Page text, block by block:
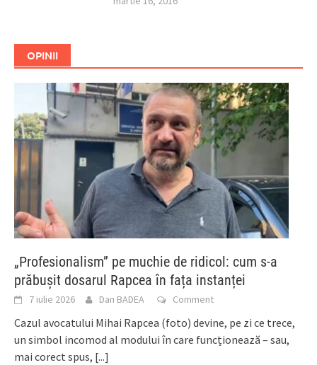
OPINII
„Profesionalism” pe muchie de ridicol: cum s-a
prăbușit dosarul Rapcea în fața instanței
7 iulie 2026 Dan BADEA Comment
Cazul avocatului Mihai Rapcea (foto) devine, pe zi ce trece,
un simbol incomod al modului în care funcționează – sau,
mai corect spus, [...]